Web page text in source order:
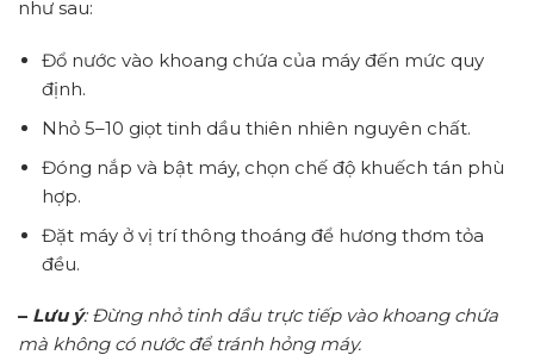
như sau:
Đổ nước vào khoang chứa của máy đến mức quy
định.
Nhỏ 5–10 giọt tinh dầu thiên nhiên nguyên chất.
Đóng nắp và bật máy, chọn chế độ khuếch tán phù
hợp.
Đặt máy ở vị trí thông thoáng để hương thơm tỏa
đều.
– Lưu ý: Đừng nhỏ tinh dầu trực tiếp vào khoang chứa
mà không có nước để tránh hỏng máy.